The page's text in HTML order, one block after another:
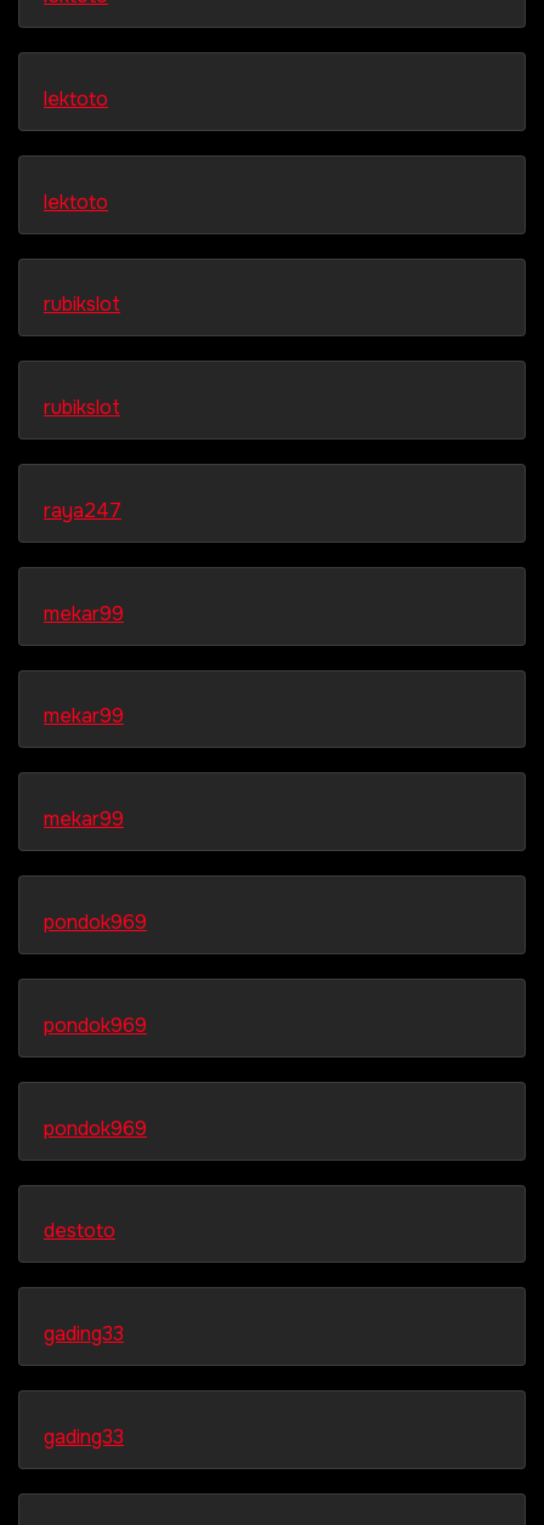
lektoto
lektoto
rubikslot
rubikslot
raya247
mekar99
mekar99
mekar99
pondok969
pondok969
pondok969
destoto
gading33
gading33